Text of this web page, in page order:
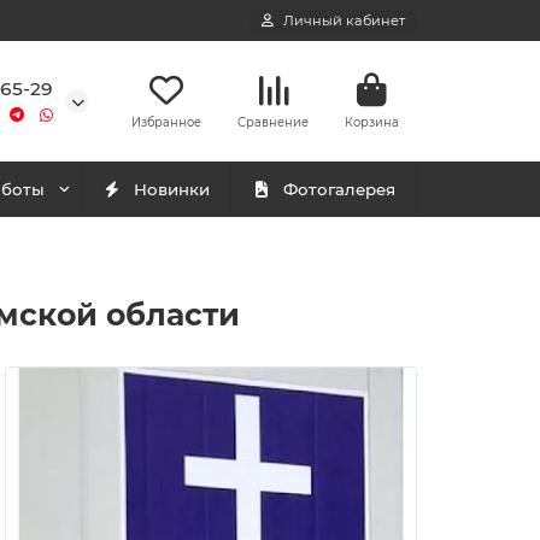
Личный кабинет
29
Избранное Сравнение Корзина
Новинки Фотогалерея
области